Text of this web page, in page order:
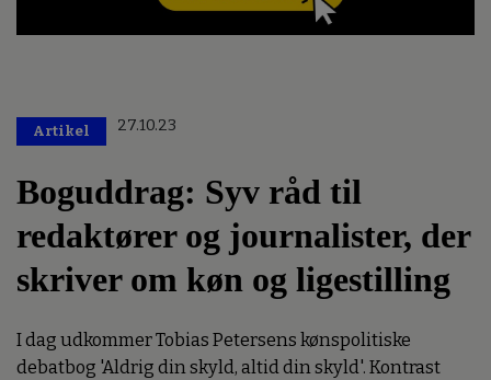
Artikel 27.10.23
Boguddrag: Syv råd til
redaktører og journalister, der
skriver om køn og ligestilling
I dag udkommer Tobias Petersens kønspolitiske
debatbog 'Aldrig din skyld, altid din skyld'. Kontrast